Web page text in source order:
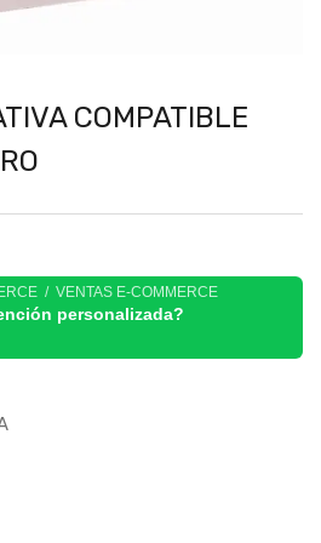
COMPATIBLE
/ VENTAS E-COMMERCE
personalizada?